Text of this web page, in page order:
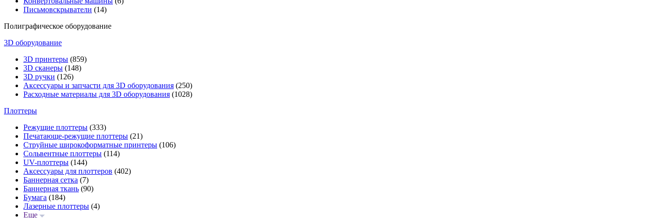
Письмовскрыватели (14)
Полиграфическое оборудование
3D оборудование
3D принтеры (859)
3D сканеры (148)
3D ручки (126)
Аксессуары и запчасти для 3D оборудования (250)
Расходные материалы для 3D оборудования (1028)
Плоттеры
Режущие плоттеры (333)
Печатающе-режущие плоттеры (21)
Струйные широкоформатные принтеры (106)
Сольвентные плоттеры (114)
UV-плоттеры (144)
Аксессуары для плоттеров (402)
Баннерная сетка (7)
Баннерная ткань (90)
Бумага (184)
Лазерные плоттеры (4)
Еще